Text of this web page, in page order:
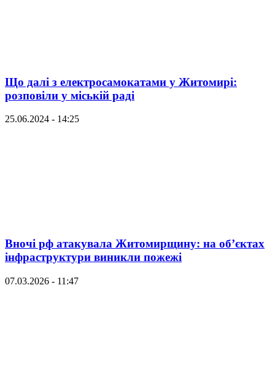
Що далі з електросамокатами у Житомирі:
розповіли у міській раді
25.06.2024 - 14:25
Вночі рф атакувала Житомирщину: на об’єктах
інфраструктури виникли пожежі
07.03.2026 - 11:47